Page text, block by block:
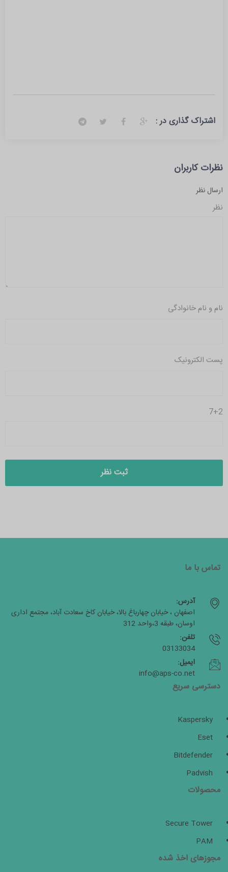
اشتراک گذاری در :
نظرات کاربران
ارسال نظر
نظر
نام و نام خانوادگی
پست الکترونیک
7+2
تماس با ما
آدرس:
اصفهان ، خیابان چهارباغ بالا، خیابان کاخ سعادت آباد، مجتمع اداری
اوسان، طبقه 3،واحد 312
تلفن:
03133034
ایمیل:
info@aps-co.net
دسترسی سریع
Kaspersky
Eset
Bitdefender
Padvish
محصولات
Secure Tower
PAM
مجوزهای اخذ شده